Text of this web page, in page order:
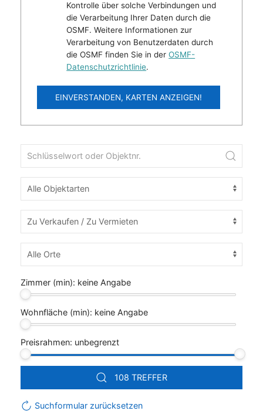
Kontrolle über solche Verbindungen und
die Verarbeitung Ihrer Daten durch die
OSMF. Weitere Informationen zur
Verarbeitung von Benutzerdaten durch
die OSMF finden Sie in derOSMF-
Datenschutzrichtlinie.
EINVERSTANDEN, KARTEN ANZEIGEN!
Zimmer (min): keine Angabe
Wohnfläche (min): keine Angabe
Preisrahmen: unbegrenzt
108 TREFFER
Suchformular zurücksetzen